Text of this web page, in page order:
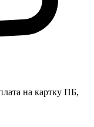
на картку ПБ,